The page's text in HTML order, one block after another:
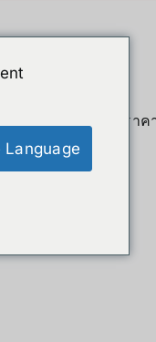
สินค้าลดราค
Language